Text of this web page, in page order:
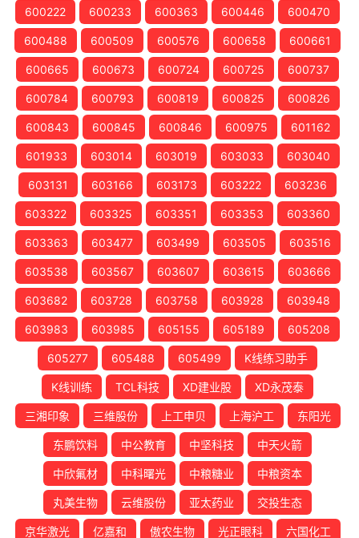
600222 600233 600363 600446 600470
600488 600509 600576 600658 600661
600665 600673 600724 600725 600737
600784 600793 600819 600825 600826
600843 600845 600846 600975 601162
601933 603014 603019 603033 603040
603131 603166 603173 603222 603236
603322 603325 603351 603353 603360
603363 603477 603499 603505 603516
603538 603567 603607 603615 603666
603682 603728 603758 603928 603948
603983 603985 605155 605189 605208
605277 605488 605499 K线练习助手
K线训练 TCL科技 XD建业股 XD永茂泰
三湘印象 三维股份 上工申贝 上海沪工 东阳光
东鹏饮料 中公教育 中坚科技 中天火箭
中欣氟材 中科曙光 中粮糖业 中粮资本
丸美生物 云维股份 亚太药业 交投生态
京华激光 亿嘉和 傲农生物 光正眼科 六国化工